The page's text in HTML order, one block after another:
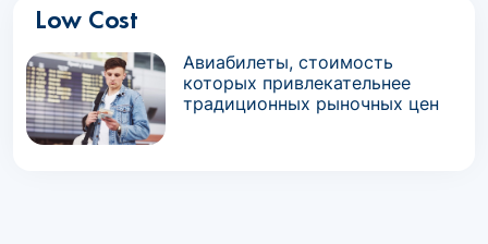
Low Cost
Авиабилеты, стоимость
которых привлекательнее
традиционных рыночных цен